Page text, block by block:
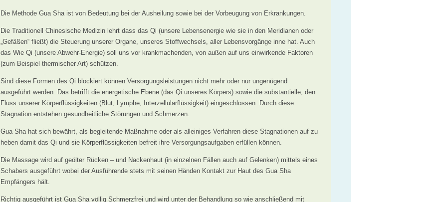
Die Methode Gua Sha ist von Bedeutung bei der Ausheilung sowie bei der Vorbeugung von Erkrankungen.
Die Traditionell Chinesische Medizin lehrt dass das Qi (unsere Lebensenergie wie sie in den Meridianen oder
„Gefäßen“ fließt) die Steuerung unserer Organe, unseres Stoffwechsels, aller Lebensvorgänge inne hat. Auch
das Wie Qi (unsere Abwehr-Energie) soll uns vor krankmachenden, von außen auf uns einwirkende Faktoren
(zum Beispiel thermischer Art) schützen.
Sind diese Formen des Qi blockiert können Versorgungsleistungen nicht mehr oder nur ungenügend
ausgeführt werden. Das betrifft die energetische Ebene (das Qi unseres Körpers) sowie die substantielle, den
Fluss unserer Körperflüssigkeiten (Blut, Lymphe, Interzellularflüssigkeit) eingeschlossen. Durch diese
Stagnation entstehen gesundheitliche Störungen und Schmerzen.
Gua Sha hat sich bewährt, als begleitende Maßnahme oder als alleiniges Verfahren diese Stagnationen auf zu
heben damit das Qi und sie Körperflüssigkeiten befreit ihre Versorgungsaufgaben erfüllen können.
Die Massage wird auf geölter Rücken – und Nackenhaut (in einzelnen Fällen auch auf Gelenken) mittels eines
Schabers ausgeführt wobei der Ausführende stets mit seinen Händen Kontakt zur Haut des Gua Sha
Empfängers hält.
Richtig ausgeführt ist Gua Sha völlig Schmerzfrei und wird unter der Behandlung so wie anschließend mit